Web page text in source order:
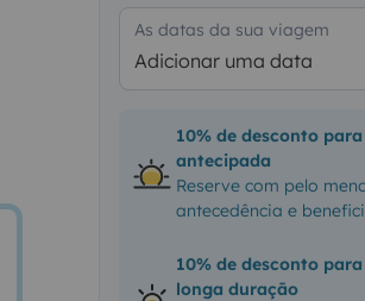
As datas da sua viagem
Adicionar uma data
10% de desconto
antecipada
Reserve com pelo
antecedência e
10% de desconto
longa duração